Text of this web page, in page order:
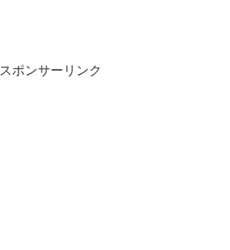
スポンサーリンク